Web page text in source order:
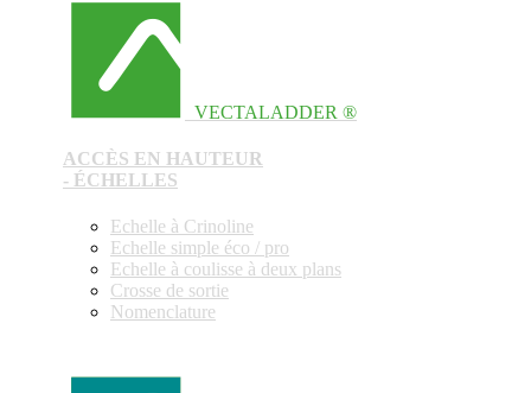
VECTALADDER ®
ACCÈS EN HAUTEUR
- ÉCHELLES
Echelle à Crinoline
Echelle simple éco / pro
Echelle à coulisse à deux plans
Crosse de sortie
Nomenclature